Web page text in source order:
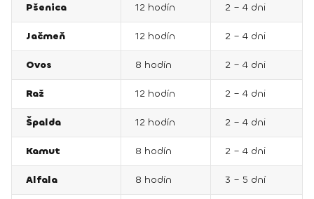
Pšenica 12 hodín 2 – 4 dni
Jačmeň 12 hodín 2 – 4 dni
Ovos 8 hodín 2 – 4 dni
Raž 12 hodín 2 – 4 dni
Špalda 12 hodín 2 – 4 dni
Kamut 8 hodín 2 – 4 dni
Alfala 8 hodín 3 – 5 dní